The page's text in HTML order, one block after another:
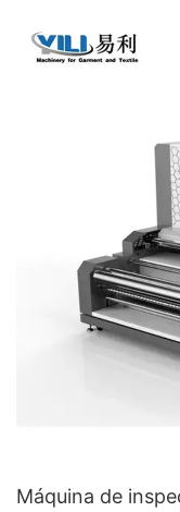
Máquina de